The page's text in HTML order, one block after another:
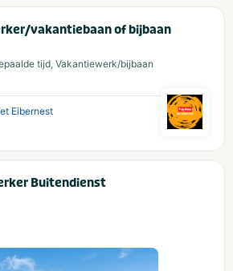
vakantiebaan of bijbaan
tijd, Vakantiewerk/bijbaan
Eibernest
Buitendienst